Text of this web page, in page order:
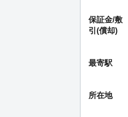
保証金/敷
引(償却)
最寄駅
所在地